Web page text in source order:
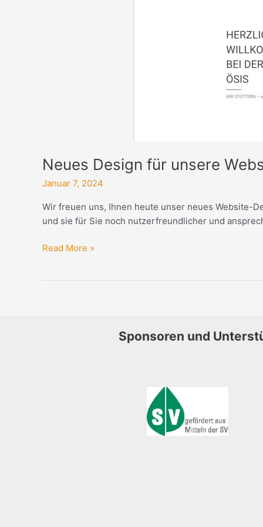
Neues Design für unsere
Januar 7, 2024
Wir freuen uns, Ihnen heute unser neues Website-
und sie für Sie noch nutzerfreundlicher und
Read More »
Sponsoren und